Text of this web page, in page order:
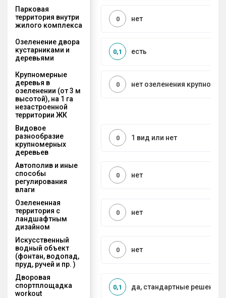
Парковая
территория внутри
жилого комплекса
нет
0
Озеленение двора
кустарниками и
деревьями
есть
0,1
Крупномерные
деревья в
озеленении (от 3 м
высотой), на 1 га
незастроенной
территории ЖК
нет озеленения
0
Видовое
разнообразие
крупномерных
деревьев
1 вид или нет
0
Автополив и иные
способы
регулирования
влаги
нет
0
Озелененная
территория с
ландшафтным
дизайном
нет
0
Искусственный
водный объект
(фонтан, водопад,
пруд, ручей и пр. )
нет
0
Дворовая
спортплощадка
workout
да, стандартные решения
0,1